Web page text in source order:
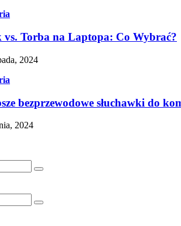
vs. Torba na Laptopa: Co Wybrać?
2024
bezprzewodowe słuchawki do
2024
Search
Search